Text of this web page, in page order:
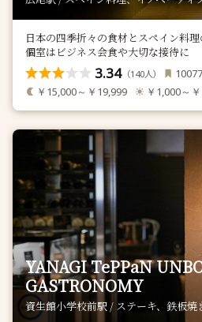
日本の四季折々の食材とスペイン料
個室はビジネス会食や大切な接待に
3.34（140人） 10077
￥15,000～￥19,999 ￥1,000～
YANAGI TePPaN
GASTRONOMY
資生館小学校前駅 / ステーキ、鉄板焼